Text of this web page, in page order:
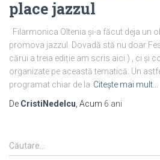
place jazzul
Filarmonica Oltenia și-a făcut deja un
promova jazzul. Dovadă stă nu doar
cărui a treia ediție am scris aici ) , ci și
organizate pe această tematică. Un
programat chiar de la Citește mai mult…
De CristiNedelcu , Acum 6 ani
C
a
Căutare…